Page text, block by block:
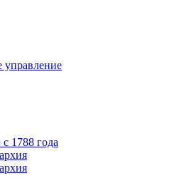
управление
1788 года